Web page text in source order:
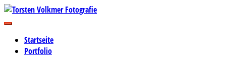
Zum
Inhalt
Torsten Volkmer Fotografie
Business-, Portrait- und Hochzeitsfotografie
Startseite
Portfolio